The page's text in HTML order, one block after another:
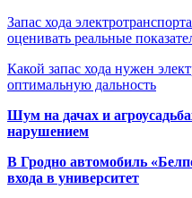
Запас хода
оценивать реальные
Какой запас хода нужен
оптимальную дальность
Шум на дачах и
нарушением
В Гродно автомобиль
входа в университет